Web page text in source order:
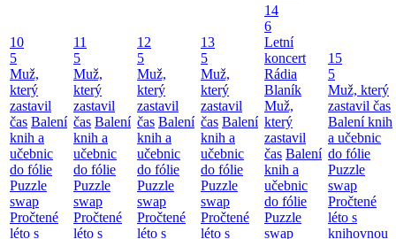
10
5
Muž,
který
zastavil
čas Balení
knih a
učebnic
do fólie
Puzzle
swap
Pročtené
léto s
11
5
Muž,
který
zastavil
čas Balení
knih a
učebnic
do fólie
Puzzle
swap
Pročtené
léto s
12
5
Muž,
který
zastavil
čas Balení
knih a
učebnic
do fólie
Puzzle
swap
Pročtené
léto s
13
5
Muž,
který
zastavil
čas Balení
knih a
učebnic
do fólie
Puzzle
swap
Pročtené
léto s
14
6
Letní
koncert
Rádia
Blaník
Muž,
který
zastavil
čas Balení
knih a
učebnic
do fólie
Puzzle
swap
15
5
Muž, který
zastavil čas
Balení knih
a učebnic
do fólie
Puzzle
swap
Pročtené
léto s
knihovnou